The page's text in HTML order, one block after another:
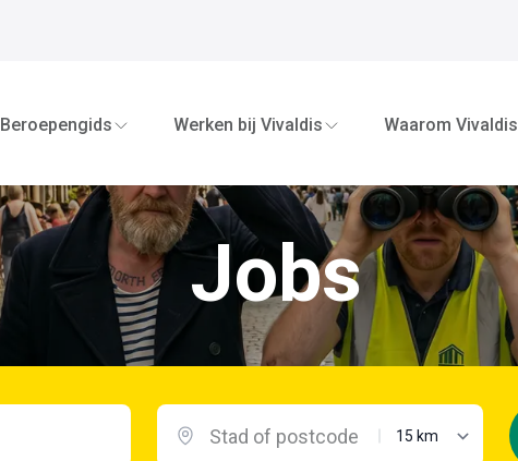
Beroepengids Werken bij Vivaldis Waarom Vivaldis
Jobs
maximale afstand